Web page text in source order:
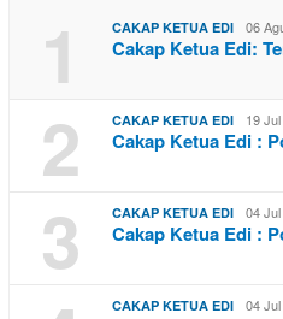
1 CAKAP KETUA EDI 06
Cakap Ketua Edi:
2 CAKAP KETUA EDI 19
Cakap Ketua Edi :
3 CAKAP KETUA EDI 04
Cakap Ketua Edi :
CAKAP KETUA EDI 04